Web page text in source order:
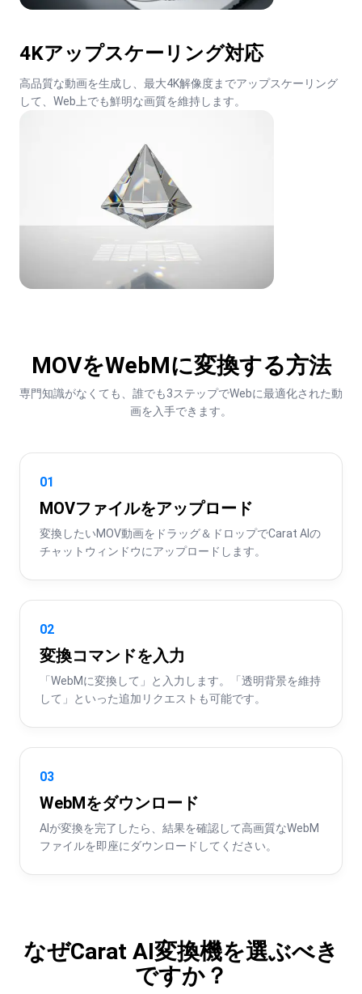
4Kアップスケーリング対応
高品質な動画を生成し、最大4K解像度までアップスケーリング
して、Web上でも鮮明な画質を維持します。
MOVをWebMに変換する方法
専門知識がなくても、誰でも3ステップでWebに最適化された動
画を入手できます。
01
MOVファイルをアップロード
変換したいMOV動画をドラッグ＆ドロップでCarat AIの
チャットウィンドウにアップロードします。
02
変換コマンドを入力
「WebMに変換して」と入力します。「透明背景を維持
して」といった追加リクエストも可能です。
03
WebMをダウンロード
AIが変換を完了したら、結果を確認して高画質なWebM
ファイルを即座にダウンロードしてください。
なぜCarat AI変換機を選ぶべき
ですか？